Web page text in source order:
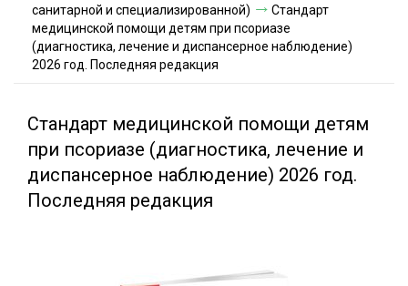
Контакты
Акции и скидки
санитарной и специализированной)
Стандарт
медицинской помощи детям при псориазе
(диагностика, лечение и диспансерное наблюдение)
2026 год. Последняя редакция
Стандарт медицинской помощи детям
при псориазе (диагностика, лечение и
диспансерное наблюдение) 2026 год.
Последняя редакция